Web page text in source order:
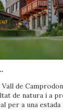
de
de natura i a
per a una estada